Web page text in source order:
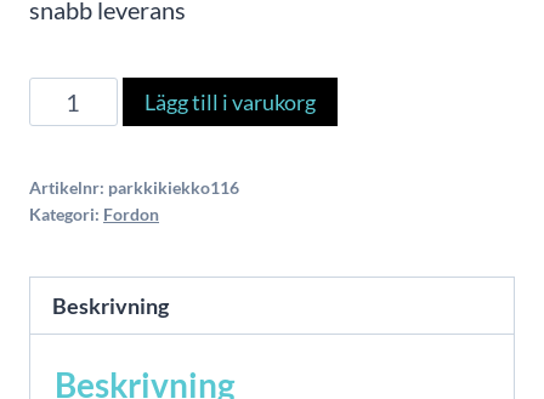
snabb leverans
Mustang
parkeringsskiva
Lägg till i varukorg
Artikelnr: parkkikiekko116
Kategori: Fordon
Beskrivning
Beskrivning